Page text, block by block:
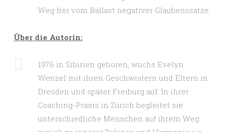
Weg frei vom Ballast negativer Glaubenssätze.
Über die Autorin:
1976 in Sibirien geboren, wuchs Evelyn
Wenzel mit ihren Geschwistern und Eltern in
Dresden und später Freiburg auf. In ihrer
Coaching-Praxis in Zürich begleitet sie
unterschiedliche Menschen auf ihrem Weg